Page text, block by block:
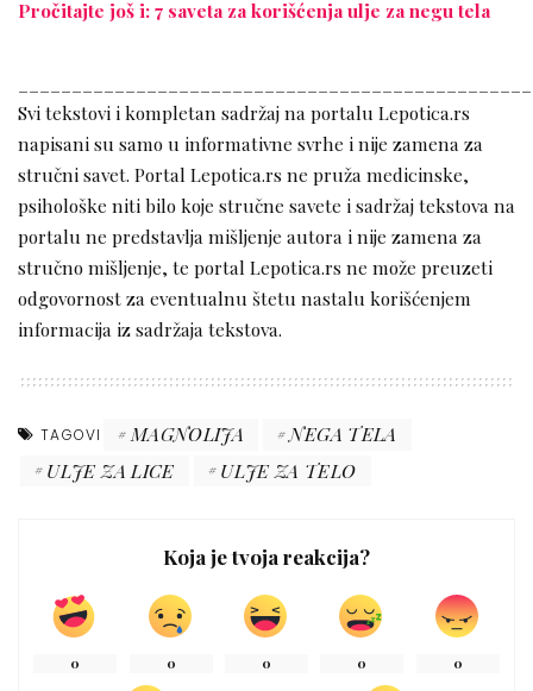
Pročitajte još i: 7 saveta za korišćenja ulje za negu tela
Svi tekstovi i kompletan sadržaj na portalu Lepotica.rs
napisani su samo u informativne svrhe i nije zamena za
stručni savet. Portal Lepotica.rs ne pruža medicinske,
psihološke niti bilo koje stručne savete i sadržaj tekstova na
portalu ne predstavlja mišljenje autora i nije zamena za
stručno mišljenje, te portal Lepotica.rs ne može preuzeti
odgovornost za eventualnu štetu nastalu korišćenjem
informacija iz sadržaja tekstova.
TAGOVI MAGNOLIJA
NEGA TELA
ULJE ZA LICE
ULJE ZA TELO
Koja je tvoja reakcija?
0 0 0 0 0